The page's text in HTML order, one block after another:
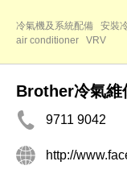
冷氣機及系統配備 安裝
air conditioner
VRV
Brother冷氣維
9711 9042
http://